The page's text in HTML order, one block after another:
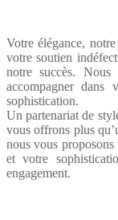
Votre élégance,
votre soutien
notre succès. Nous
accompagner
sophistication.
Un partenariat de
vous offrons plus
nous vous
et votre
engagement.